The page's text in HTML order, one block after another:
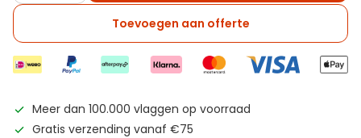
Toevoegen aan offerte
Meer dan 100.000 vlaggen op voorraad
Gratis verzending vanaf €75